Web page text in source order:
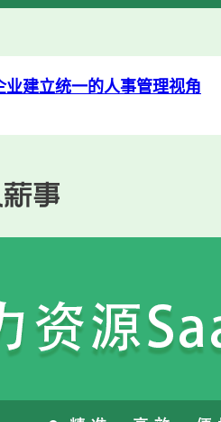
建立统一的人事管理视角